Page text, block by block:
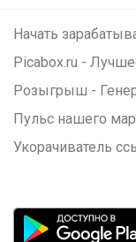
Начать
Picabox.ru -
Розыгрыш -
Пульс нашего
Укорачиватель